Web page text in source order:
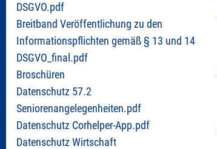
DSGVO.pdf
Breitband Veröffentlichung zu den
Informationspflichten gemäß § 13 und 14
DSGVO_final.pdf
Broschüren
Datenschutz 57.2
Seniorenangelegenheiten.pdf
Datenschutz Corhelper-App.pdf
Datenschutz Wirtschaft